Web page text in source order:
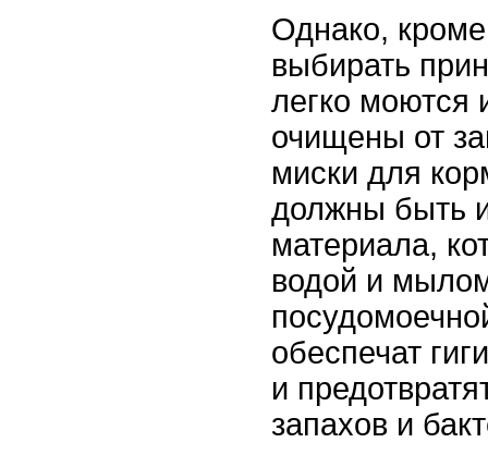
Однако,
выбирать
легко моются
очищены от
миски для
должны быть
материала,
водой и
обеспечат
и
запахов и